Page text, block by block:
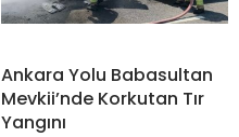
Ankara Yolu Babasultan
Mevkii’nde Korkutan Tır
Yangını